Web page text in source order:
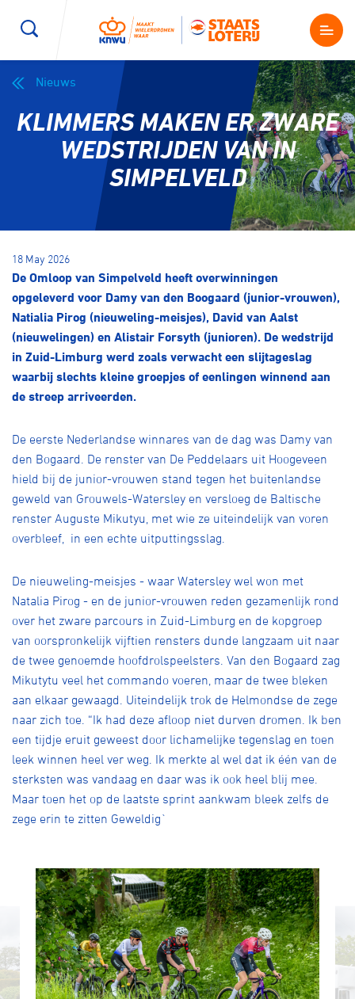
Kenniscentrum
Shop
Producten en diensten
Contact
Over ons
Nieuws
KLIMMERS MAKEN ER ZWARE
WEDSTRIJDEN VAN IN
SIMPELVELD
18 May 2026
De Omloop van Simpelveld heeft overwinningen
opgeleverd voor Damy van den Boogaard (junior-vrouwen),
Natialia Pirog (nieuweling-meisjes), David van Aalst
(nieuwelingen) en Alistair Forsyth (junioren). De wedstrijd
in Zuid-Limburg werd zoals verwacht een slijtageslag
waarbij slechts kleine groepjes of eenlingen winnend aan
de streep arriveerden.
De eerste Nederlandse winnares van de dag was Damy van
den Bogaard. De renster van De Peddelaars uit Hoogeveen
hield bij de junior-vrouwen stand tegen het buitenlandse
geweld van Grouwels-Watersley en versloeg de Baltische
renster Auguste Mikutyu, met wie ze uiteindelijk van voren
overbleef, in een echte uitputtingsslag.
De nieuweling-meisjes - waar Watersley wel won met
Natalia Pirog - en de junior-vrouwen reden gezamenlijk rond
over het zware parcours in Zuid-Limburg en de kopgroep
van oorspronkelijk vijftien rensters dunde langzaam uit naar
de twee genoemde hoofdrolspeelsters. Van den Bogaard zag
Mikutytu veel het commando voeren, maar de twee bleken
aan elkaar gewaagd. Uiteindelijk trok de Helmondse de zege
naar zich toe. “Ik had deze afloop niet durven dromen. Ik ben
een tijdje eruit geweest door lichamelijke tegenslag en toen
leek winnen heel ver weg. Ik merkte al wel dat ik één van de
sterksten was vandaag en daar was ik ook heel blij mee.
Maar toen het op de laatste sprint aankwam bleek zelfs de
zege erin te zitten Geweldig`
Wegwielrennen Mountainbiken
E-Racing
Kunstwielrijden ID-Cycling
BMX freestyle
Veldrijden Biketrial
Pumptrack